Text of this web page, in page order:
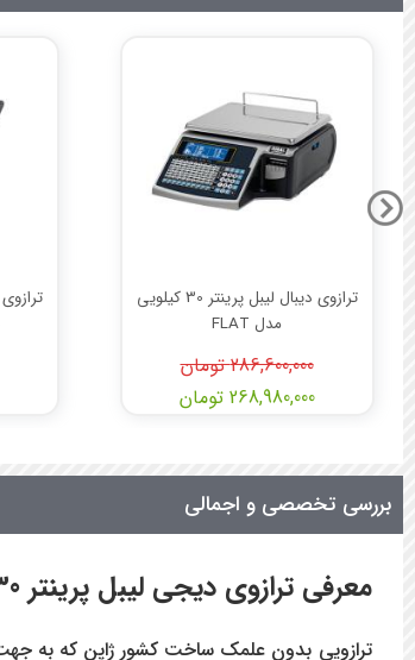
ترازوی دیبال لیبل پرینتر 30 کیلویی
مدل FLAT
286,600,000 تومان
268,980,000 تومان
بررسی تخصصی و اجمالی
معرفی ترازوی دیجی لیبل پرینتر 30 کیلویی مدل